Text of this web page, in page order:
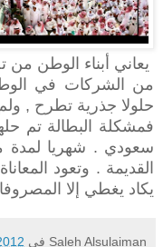
يعاني أبناء الوطن من
من الشركات في
حلولا جذرية تطرح ,
سعودي . شهريا لمدة
القديمة . وتعود
يكاد يغطي إلا
Saleh Alsulaiman في